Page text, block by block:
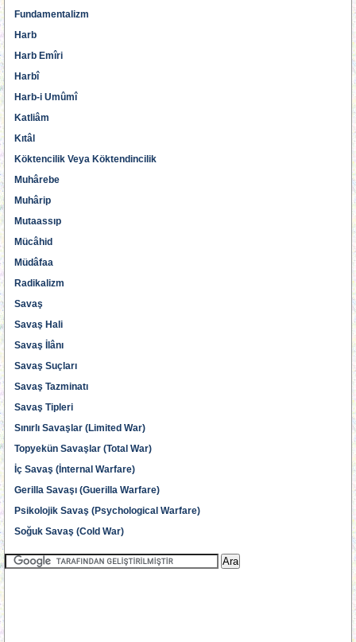
Fundamentalizm
Harb
Harb Emîri
Harbî
Harb-i Umûmî
Katliâm
Kıtâl
Köktencilik Veya Köktendincilik
Muhârebe
Muhârip
Mutaassıp
Mücâhid
Müdâfaa
Radikalizm
Savaş
Savaş Hali
Savaş İlânı
Savaş Suçları
Savaş Tazminatı
Savaş Tipleri
Sınırlı Savaşlar (Limited War)
Topyekün Savaşlar (Total War)
İç Savaş (İnternal Warfare)
Gerilla Savaşı (Guerilla Warfare)
Psikolojik Savaş (Psychological Warfare)
Soğuk Savaş (Cold War)